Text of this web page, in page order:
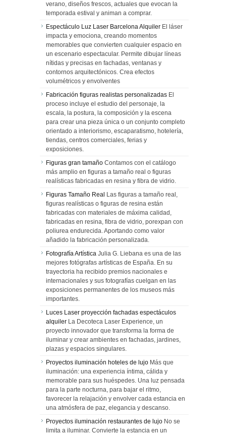
verano, diseños frescos, actuales que evocan la
temporada estival y animan a comprar.
Espectáculo Luz Laser Barcelona Alquiler El láser
impacta y emociona, creando momentos
memorables que convierten cualquier espacio en
un escenario espectacular. Permite dibujar líneas
nítidas y precisas en fachadas, ventanas y
contornos arquitectónicos. Crea efectos
volumétricos y envolventes
Fabricación figuras realistas personalizadas El
proceso incluye el estudio del personaje, la
escala, la postura, la composición y la escena
para crear una pieza única o un conjunto completo
orientado a interiorismo, escaparatismo, hotelería,
tiendas, centros comerciales, ferias y
exposiciones.
Figuras gran tamaño Contamos con el catálogo
más amplio en figuras a tamaño real o figuras
realísticas fabricadas en resina y fibra de vidrio.
Figuras Tamaño Real Las figuras a tamaño real,
figuras realísticas o figuras de resina están
fabricadas con materiales de máxima calidad,
fabricadas en resina, fibra de vidrio, porexpan con
poliurea endurecida. Aportando como valor
añadido la fabricación personalizada.
Fotografía Artística Julia G. Liebana es una de las
mejores fotógrafas artísticas de España. En su
trayectoria ha recibido premios nacionales e
internacionales y sus fotografías cuelgan en las
exposiciones permanentes de los museos más
importantes.
Luces Laser proyección fachadas espectáculos
alquiler La Decoteca Laser Experience, un
proyecto innovador que transforma la forma de
iluminar y crear ambientes en fachadas, jardines,
plazas y espacios singulares.
Proyectos iluminación hoteles de lujo Más que
iluminación: una experiencia íntima, cálida y
memorable para sus huéspedes. Una luz pensada
para la parte nocturna, para bajar el ritmo,
favorecer la relajación y envolver cada estancia en
una atmósfera de paz, elegancia y descanso.
Proyectos iluminación restaurantes de lujo No se
limita a iluminar. Convierte la estancia en un